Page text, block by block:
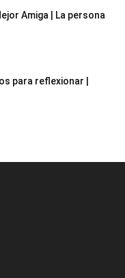
Amiga | La persona
para reflexionar |